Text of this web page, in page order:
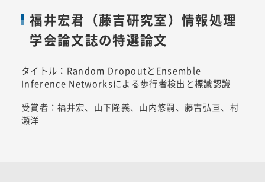
福井宏君（藤吉研究室）情報処理
学会論文誌の特選論文
タイトル：Random DropoutとEnsemble
Inference Networksによる歩行者検出と標識認識
受賞者：福井宏、山下隆義、山内悠嗣、藤吉弘亘、村
瀬洋